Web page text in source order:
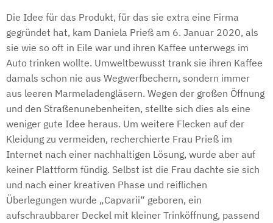
Die Idee für das Produkt, für das sie extra eine Firma
gegründet hat, kam Daniela Prieß am 6. Januar 2020, als
sie wie so oft in Eile war und ihren Kaffee unterwegs im
Auto trinken wollte. Umweltbewusst trank sie ihren Kaffee
damals schon nie aus Wegwerfbechern, sondern immer
aus leeren Marmeladengläsern. Wegen der großen Öffnung
und den Straßenunebenheiten, stellte sich dies als eine
weniger gute Idee heraus. Um weitere Flecken auf der
Kleidung zu vermeiden, recherchierte Frau Prieß im
Internet nach einer nachhaltigen Lösung, wurde aber auf
keiner Plattform fündig. Selbst ist die Frau dachte sie sich
und nach einer kreativen Phase und reiflichen
Überlegungen wurde „Capvarii“ geboren, ein
aufschraubbarer Deckel mit kleiner Trinköffnung, passend